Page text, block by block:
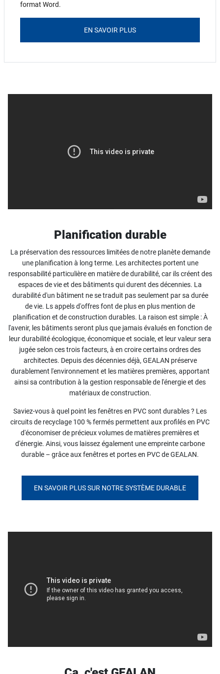
format Word.
EN SAVOIR PLUS
Planification durable
La préservation des ressources limitées de notre planète demande
une planification à long terme. Les architectes portent une
responsabilité particulière en matière de durabilité, car ils créent des
espaces de vie et des bâtiments qui durent des décennies. La
durabilité d'un bâtiment ne se traduit pas seulement par sa durée
de vie. Ls appels d'offres font de plus en plus mention de
planification et de construction durables. La raison est simple : À
l'avenir, les bâtiments seront plus que jamais évalués en fonction de
leur durabilité écologique, économique et sociale, et leur valeur sera
jugée selon ces trois facteurs, à en croire certains ordres des
architectes. Depuis des décennies déjà, GEALAN préserve
durablement l'environnement et les matières premières, apportant
ainsi sa contribution à la gestion responsable de l'énergie et des
matériaux de construction.
Saviez-vous à quel point les fenêtres en PVC sont durables ? Les
circuits de recyclage 100 % fermés permettent aux profilés en PVC
d'économiser de précieux volumes de matières premières et
d'énergie. Ainsi, vous laissez également une empreinte carbone
durable – grâce aux fenêtres et portes en PVC de GEALAN.
EN SAVOIR PLUS SUR NOTRE SYSTÈME DURABLE